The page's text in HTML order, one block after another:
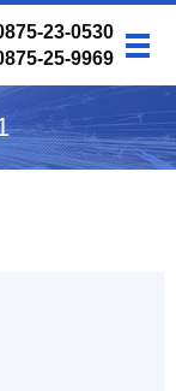
23-0530
25-9969 メ